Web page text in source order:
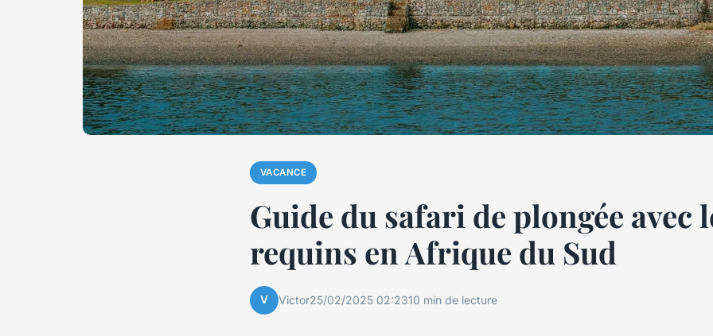
VACANCE
Guide du safari de plongée avec
requins en Afrique du Sud
V Victor25/02/2025 02:2310 min de lecture